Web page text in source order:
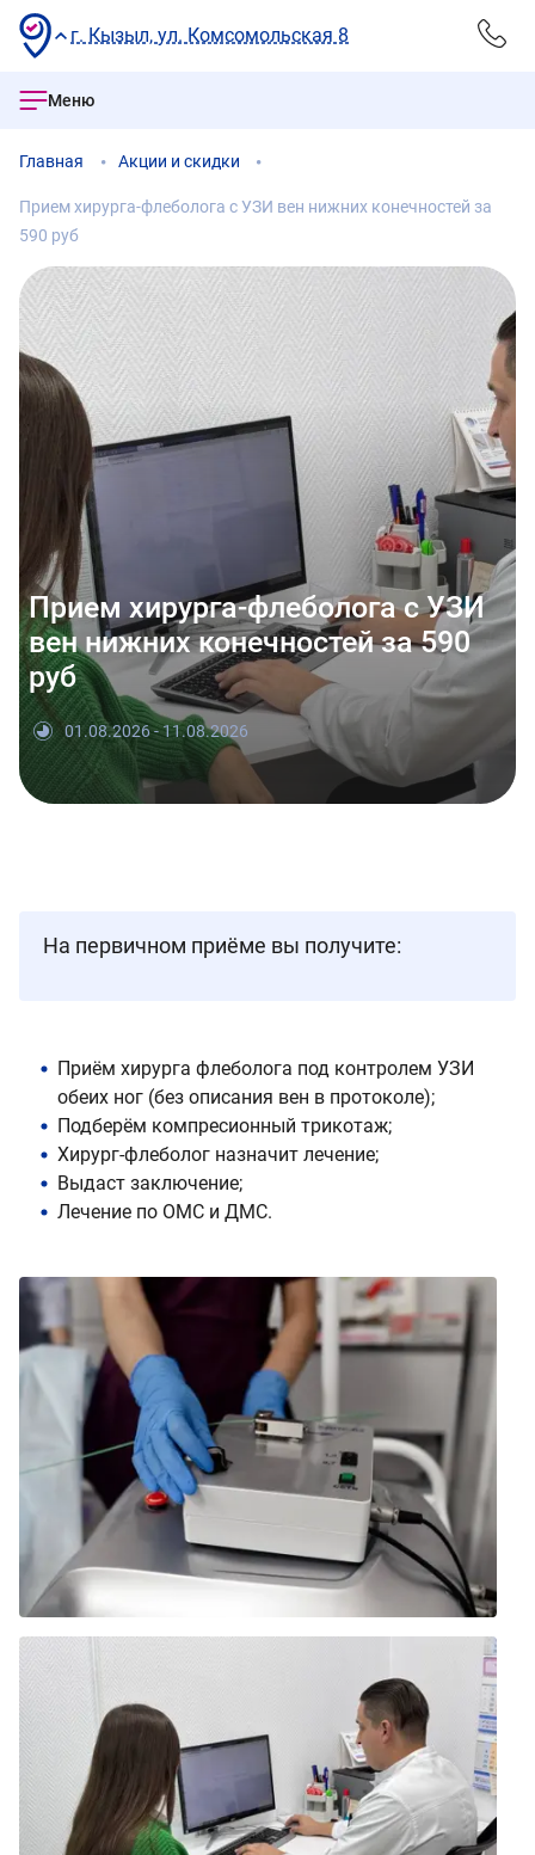
г. Кызыл, ул. Комсомольская 8
Меню
Главная Акции и скидки
Прием хирурга-флеболога с УЗИ вен нижних конечностей за
590 руб
Прием хирурга-флеболога с УЗИ
вен нижних конечностей за 590
руб
01.08.2026 - 11.08.2026
На первичном приёме вы получите:
Приём хирурга флеболога под контролем УЗИ
обеих ног (без описания вен в протоколе);
Подберём компресионный трикотаж;
Хирург-флеболог назначит лечение;
Выдаст заключение;
Лечение по ОМС и ДМС.